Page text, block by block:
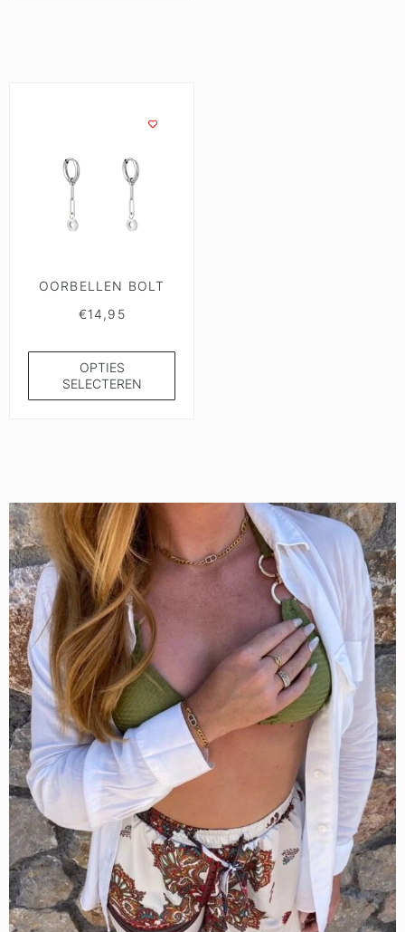
OORBELLEN BOLT
€14,95
OPTIES
SELECTEREN